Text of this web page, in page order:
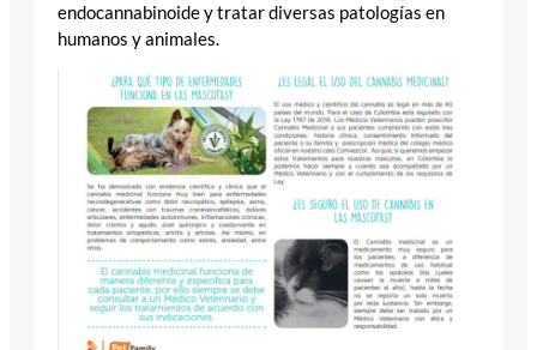
endocannabinoide y tratar diversas patologías en
humanos y animales.